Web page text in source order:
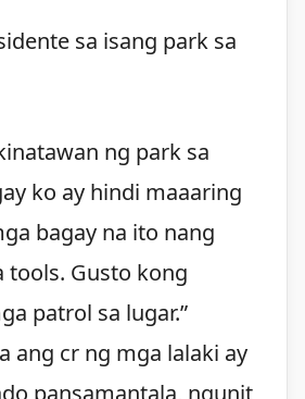
sa isang park sa
ng park sa
ko ay hindi maaaring
bagay na ito nang
tools. Gusto kong
patrol sa lugar.”
ang cr ng mga lalaki ay
pansamantala, ngunit